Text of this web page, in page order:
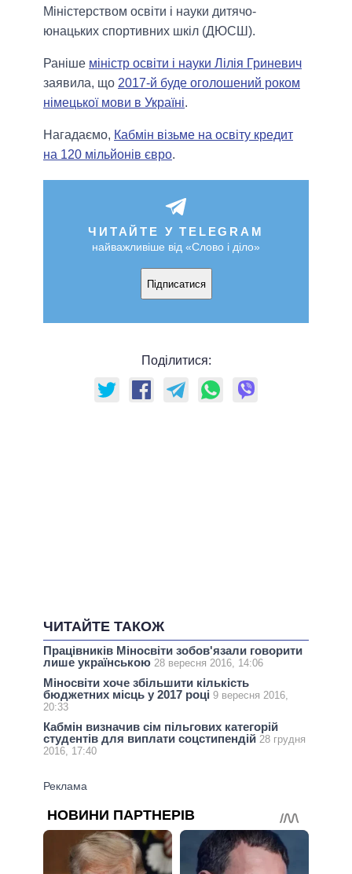
Міністерством освіти і науки дитячо-
юнацьких спортивних шкіл (ДЮСШ).
Раніше міністр освіти і науки Лілія Гриневич
заявила, що 2017-й буде оголошений роком
німецької мови в Україні.
Нагадаємо, Кабмін візьме на освіту кредит
на 120 мільйонів євро.
ЧИТАЙТЕ У TELEGRAM
найважливіше від «Слово і діло»
Підписатися
Поділитися:
ЧИТАЙТЕ ТАКОЖ
Працівників Міносвіти зобов'язали говорити
лише українською 28 вересня 2016, 14:06
Міносвіти хоче збільшити кількість
бюджетних місць у 2017 році 9 вересня 2016,
20:33
Кабмін визначив сім пільгових категорій
студентів для виплати соцстипендій 28 грудня
2016, 17:40